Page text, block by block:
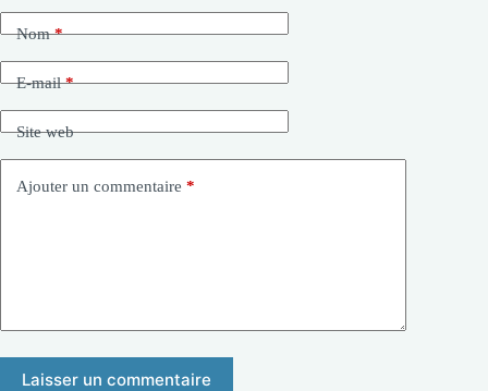
Nom*
E-mail*
Site web
Ajouter un commentaire *
Laisser un commentaire